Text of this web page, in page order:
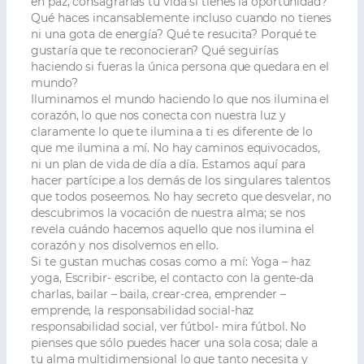
Qué haces incansablemente incluso cuando no tienes
ni una gota de energía? Qué te resucita? Porqué te
gustaría que te reconocieran? Qué seguirías
haciendo si fueras la única persona que quedara en el
mundo?
Iluminamos el mundo haciendo lo que nos ilumina el
corazón, lo que nos conecta con nuestra luz y
claramente lo que te ilumina a ti es diferente de lo
que me ilumina a mí. No hay caminos equivocados,
ni un plan de vida de día a día. Estamos aquí para
hacer partícipe a los demás de los singulares talentos
que todos poseemos. No hay secreto que desvelar, no
descubrimos la vocación de nuestra alma; se nos
revela cuándo hacemos aquello que nos ilumina el
corazón y nos disolvemos en ello.
Si te gustan muchas cosas como a mí: Yoga – haz
yoga, Escribir- escribe, el contacto con la gente-da
charlas, bailar – baila, crear-crea, emprender –
emprende, la responsabilidad social-haz
responsabilidad social, ver fútbol- mira fútbol. No
pienses que sólo puedes hacer una sola cosa; dale a
tu alma multidimensional lo que tanto necesita y